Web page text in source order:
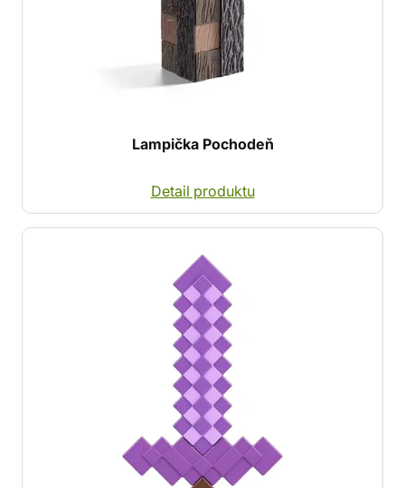
Lampička Pochodeň
Detail produktu